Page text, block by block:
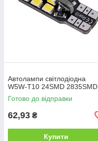
Автолампи світлодіодна
W5W-T10 24SMD 2835SMD
Готово до відправки
62,93 ₴
Купити